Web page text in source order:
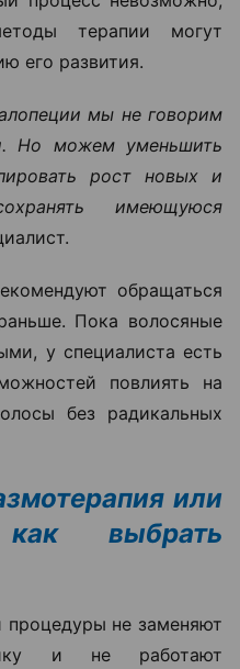
терапии могут
его развития.
мы не говорим
Но можем уменьшить
рост новых и
имеющуюся
обращаться
Пока волосяные
у специалиста есть
повлиять на
без радикальных
или
как выбрать
не заменяют
и не работают